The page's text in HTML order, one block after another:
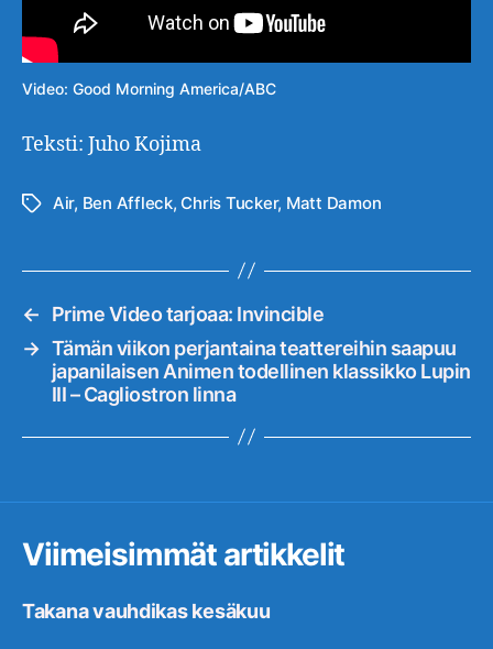
Video: Good Morning America/ABC
Teksti: Juho Kojima
Avainsanat
Air, Ben Affleck,Chris Tucker, Matt Damon
←
Prime Video tarjoaa: Invincible
→ Tämän viikon perjantaina teattereihin saapuu
japanilaisen Animen todellinen klassikko Lupin
III – Cagliostron linna
Viimeisimmät artikkelit
Takana vauhdikas kesäkuu